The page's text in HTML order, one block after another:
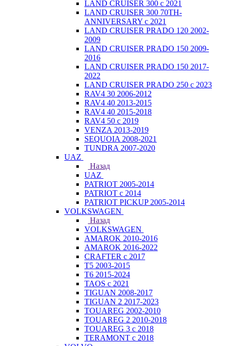
LAND CRUISER 300 с 2021
LAND CRUISER 300 70TH-
ANNIVERSARY с 2021
LAND CRUISER PRADO 120 2002-
2009
LAND CRUISER PRADO 150 2009-
2016
LAND CRUISER PRADO 150 2017-
2022
LAND CRUISER PRADO 250 с 2023
RAV4 30 2006-2012
RAV4 40 2013-2015
RAV4 40 2015-2018
RAV4 50 с 2019
VENZA 2013-2019
SEQUOIA 2008-2021
TUNDRA 2007-2020
UAZ
Назад
UAZ
PATRIOT 2005-2014
PATRIOT с 2014
PATRIOT PICKUP 2005-2014
VOLKSWAGEN
Назад
VOLKSWAGEN
AMAROK 2010-2016
AMAROK 2016-2022
CRAFTER с 2017
T5 2003-2015
T6 2015-2024
TAOS с 2021
TIGUAN 2008-2017
TIGUAN 2 2017-2023
TOUAREG 2002-2010
TOUAREG 2 2010-2018
TOUAREG 3 с 2018
TERAMONT с 2018